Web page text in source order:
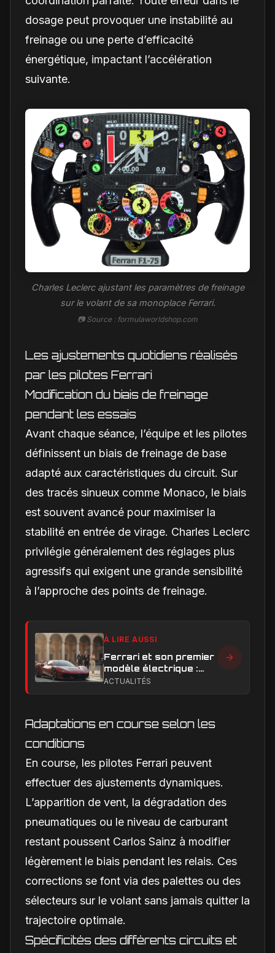
dosage peut provoquer une instabilité au
freinage ou une perte d’efficacité
énergétique, impactant l’accélération
suivante.
Charles Leclerc ajustant les paramètres de freinage
sur le volant de sa monoplace Ferrari.
📷 Source : formulaworldshop.com
Les ajustements quotidiens réalisés
par les pilotes Ferrari
Modification du biais de freinage
pendant les essais
Avant chaque séance, l’équipe et les pilotes
définissent un biais de freinage de base
adapté aux caractéristiques du circuit. Sur
des tracés sinueux comme Monaco, le biais
est souvent avancé pour maximiser la
stabilité en entrée de virage. Charles Leclerc
privilégie généralement des réglages plus
agressifs qui exigent une grande sensibilité
à l’approche des points de freinage.
À LIRE AUSSI
Ferrari et son premier
modèle électrique :
calendrier de
ACTUALITÉS
Adaptations en course selon les
conditions
En course, les pilotes Ferrari peuvent
effectuer des ajustements dynamiques.
L’apparition de vent, la dégradation des
pneumatiques ou le niveau de carburant
restant poussent Carlos Sainz à modifier
légèrement le biais pendant les relais. Ces
corrections se font via des palettes ou des
sélecteurs sur le volant sans jamais quitter la
trajectoire optimale.
Spécificités des différents circuits et